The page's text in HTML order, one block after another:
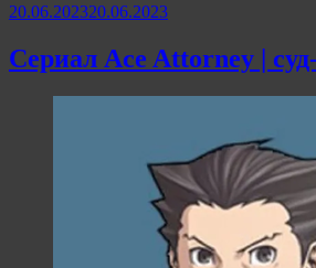
20.06.202320.06.2023
Сериал Ace Attorney |